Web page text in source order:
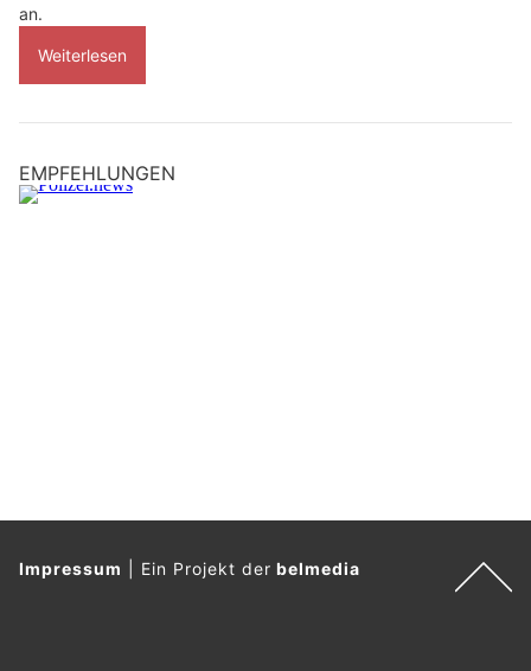
an.
Weiterlesen
EMPFEHLUNGEN
Impressum Ein Projekt derbelmedia